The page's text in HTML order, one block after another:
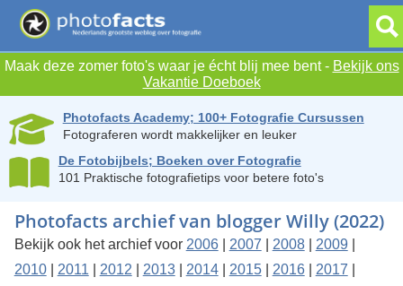
Maak deze zomer foto's waar je écht blij mee bent - Bekijk ons
Vakantie Doeboek
Photofacts Academy; 100+ Fotografie Cursussen
Fotograferen wordt makkelijker en leuker
De Fotobijbels; Boeken over Fotografie
101 Praktische fotografietips voor betere foto's
Photofacts archief van blogger Willy (2022)
Bekijk ook het archief voor 2006| 2007 2008| 2009
2010| 2011| 2012 2013| 2014| 2015| 2016| 2017